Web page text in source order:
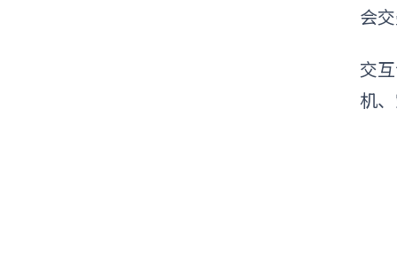
会
交
机